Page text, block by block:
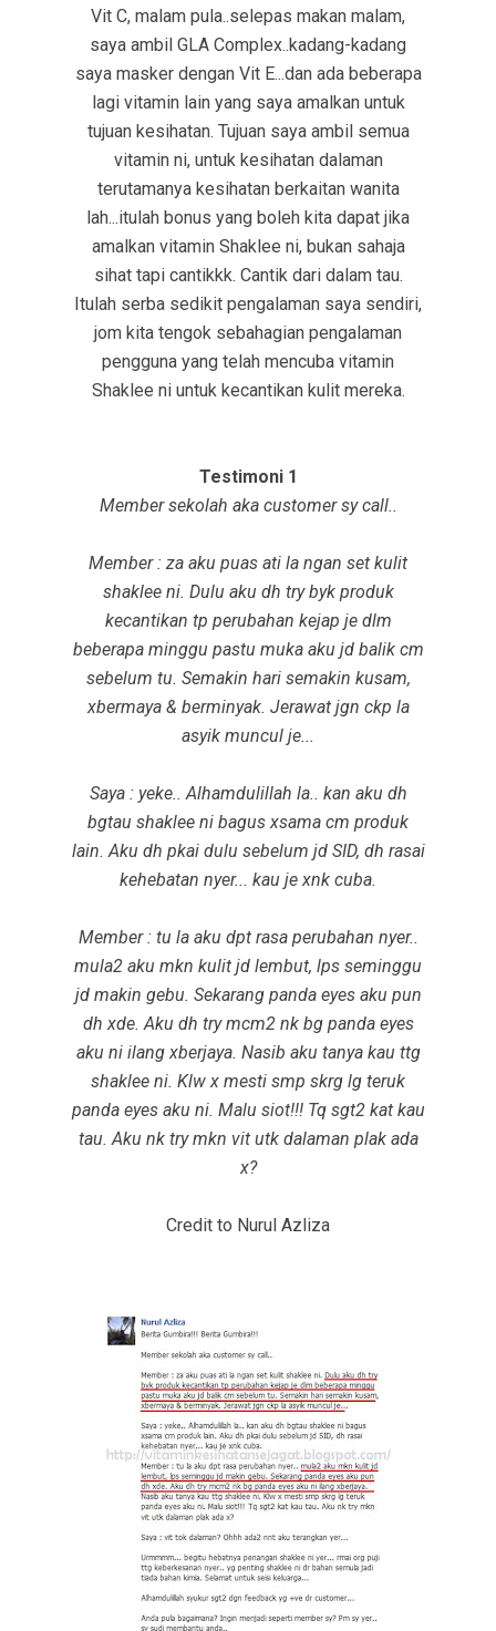
Vit C, malam pula..selepas makan malam,
saya ambil GLA Complex..kadang-kadang
saya masker dengan Vit E...dan ada beberapa
lagi vitamin lain yang saya amalkan untuk
tujuan kesihatan. Tujuan saya ambil semua
vitamin ni, untuk kesihatan dalaman
terutamanya kesihatan berkaitan wanita
lah...itulah bonus yang boleh kita dapat jika
amalkan vitamin Shaklee ni, bukan sahaja
sihat tapi cantikkk. Cantik dari dalam tau.
Itulah serba sedikit pengalaman saya sendiri,
jom kita tengok sebahagian pengalaman
pengguna yang telah mencuba vitamin
Shaklee ni untuk kecantikan kulit mereka.
Testimoni 1
Member sekolah aka customer sy call..
Member : za aku puas ati la ngan set kulit
shaklee ni. Dulu aku dh try byk produk
kecantikan tp perubahan kejap je dlm
beberapa minggu pastu muka aku jd balik cm
sebelum tu. Semakin hari semakin kusam,
xbermaya & berminyak. Jerawat jgn ckp la
asyik muncul je...
Saya : yeke.. Alhamdulillah la.. kan aku dh
bgtau shaklee ni bagus xsama cm produk
lain. Aku dh pkai dulu sebelum jd SID, dh rasai
kehebatan nyer... kau je xnk cuba.
Member : tu la aku dpt rasa perubahan nyer..
mula2 aku mkn kulit jd lembut, lps seminggu
jd makin gebu. Sekarang panda eyes aku pun
dh xde. Aku dh try mcm2 nk bg panda eyes
aku ni ilang xberjaya. Nasib aku tanya kau ttg
shaklee ni. Klw x mesti smp skrg lg teruk
panda eyes aku ni. Malu siot!!! Tq sgt2 kat kau
tau. Aku nk try mkn vit utk dalaman plak ada
x?
Credit to Nurul Azliza